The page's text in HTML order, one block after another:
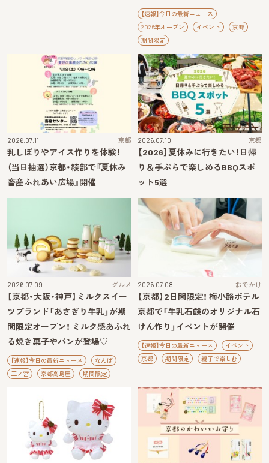
【速報】今日の最新ニュース
2026年オープン
イベント
京都
期間限定
2026.07.11 京都
乳しぼりやアイス作りを体験！
（当日抽選）京都・綾部で『夏休み
畜産ふれあい広場』開催
2026.07.10 京都
【2026】夏休みに行きたい！日帰
り＆手ぶらで楽しめるBBQスポ
ット5選
2026.07.09 グルメ
【京都・大阪・神戸】ミルクスイー
ツブランド「あさぎり牛乳」が期
間限定オープン！ ミルク感あふれ
る焼き菓子やパンが登場♡
【速報】今日の最新ニュース
なんば
三ノ宮
京都高島屋 期間限定
2026.07.08 おでかけ
【京都】2日間限定！ 梅小路ポテル
京都で「牛乳石鹸のオリジナル石
けん作り」イベントが開催
【速報】今日の最新ニュース
イベント
京都
期間限定 親子で楽しむ